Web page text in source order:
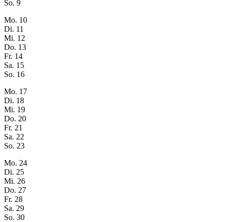
So. 9
Mo. 10
Di. 11
Mi. 12
Do. 13
Fr. 14
Sa. 15
So. 16
Mo. 17
Di. 18
Mi. 19
Do. 20
Fr. 21
Sa. 22
So. 23
Mo. 24
Di. 25
Mi. 26
Do. 27
Fr. 28
Sa. 29
So. 30